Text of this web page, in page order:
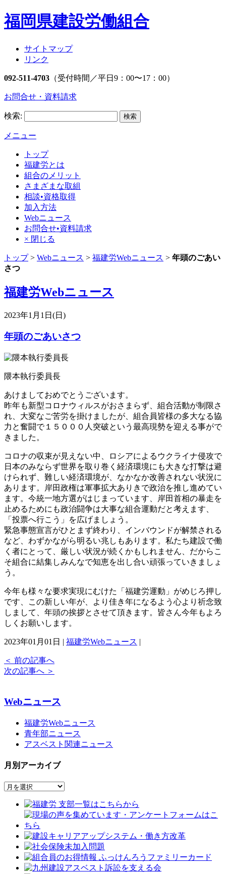
福岡県建設労働組合
サイトマップ
リンク
092-511-4703 （受付時間／平日9：00〜17：00）
お問合せ・資料請求
検索:
メニュー
トップ
福建労とは
組合のメリット
さまざまな取組
相談•資格取得
加入方法
Webニュース
お問合せ•資料請求
× 閉じる
トップ> Webニュース > 福建労Webニュース > 年頭のごあい
さつ
福建労Webニュース
2023年1月1日(日)
年頭のごあいさつ
隈本執行委員長
あけましておめでとうございます。
昨年も新型コロナウィルスがおさまらず、組合活動が制限さ
れ、大変なご苦労を掛けましたが、組合員皆様の多大なる協
力と奮闘で１５０００人突破という最高現勢を迎える事がで
きました。
コロナの収束が見えない中、ロシアによるウクライナ侵攻で
日本のみならず世界を取り巻く経済環境にも大きな打撃は避
けられず、難しい経済環境が、なかなか改善されない状況に
あります。岸田政権は軍事拡大ありきで政治を推し進めてい
ます。今統一地方選がはじまっています、岸田首相の暴走を
止めるためにも政治闘争は大事な組合運動だと考えます、
「投票へ行こう」を広げましょう。
緊急事態宣言がひとまず終わり、インバウンドが解禁される
など、わずかながら明るい兆しもあります。私たち建設で働
く者にとって、厳しい状況が続くかもしれません、だからこ
そ組合に結集しみんなで知恵を出し合い頑張っていきましょ
う。
今年も様々な要求実現にむけた「福建労運動」がめじろ押し
です、この新しい年が、より佳き年になるよう心より祈念致
しまして、年頭の挨拶とさせて頂きます。皆さん今年もよろ
しくお願いします。
2023年01月01日 | 福建労Webニュース |
＜ 前の記事へ
次の記事へ ＞
Webニュース
福建労Webニュース
青年部ニュース
アスベスト関連ニュース
月別アーカイブ